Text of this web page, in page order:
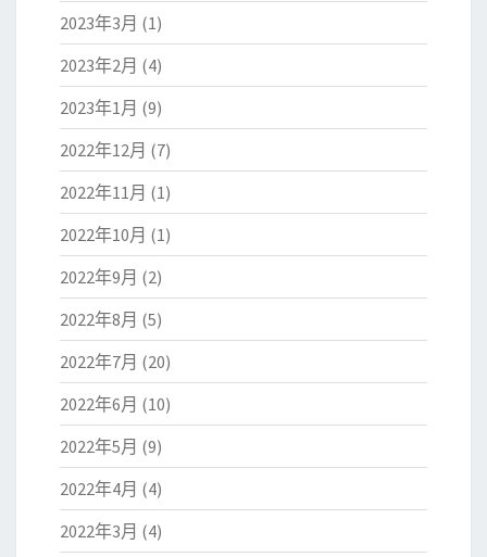
2023年3月 (1)
2023年2月 (4)
2023年1月 (9)
2022年12月 (7)
2022年11月 (1)
2022年10月 (1)
2022年9月 (2)
2022年8月 (5)
2022年7月 (20)
2022年6月 (10)
2022年5月 (9)
2022年4月 (4)
2022年3月 (4)